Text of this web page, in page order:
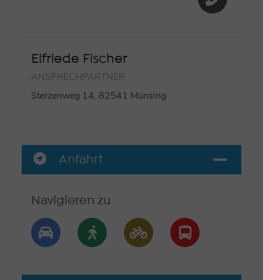
Elfriede Fischer
ANSPRECHPARTNER
Sterzenweg 14, 82541 Münsing
Anfahrt
Navigieren zu